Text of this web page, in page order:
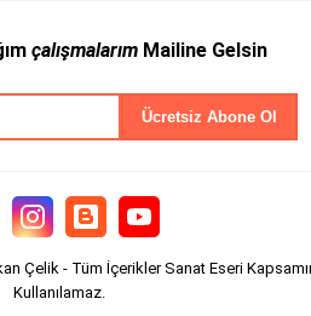
çalışmalarım Mailine Gelsin
Çelik - Tüm İçerikler Sanat Eseri
Kullanılamaz.